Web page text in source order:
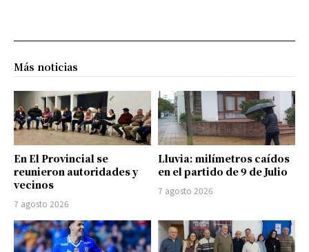
Más noticias
En El Provincial se
reunieron autoridades y
vecinos
7 agosto 2026
Lluvia: milímetros caídos
en el partido de 9 de Julio
7 agosto 2026